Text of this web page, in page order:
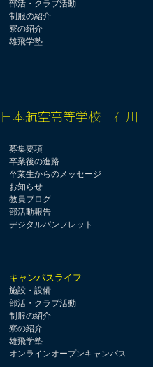
部活・クラブ活動
制服の紹介
寮の紹介
雄飛学塾
日本航空高等学校 石川
募集要項
卒業後の進路
卒業生からのメッセージ
お知らせ
教員ブログ
部活動報告
デジタルパンフレット
キャンパスライフ
施設・設備
部活・クラブ活動
制服の紹介
寮の紹介
雄飛学塾
オンラインオープンキャンパス